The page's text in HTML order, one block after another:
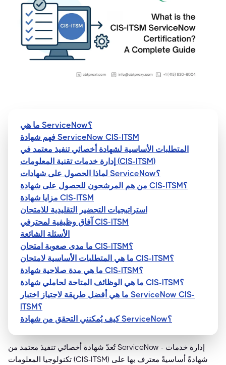
ما هي ServiceNow؟
فهم شهادة ServiceNow CIS-ITSM
المتطلبات الأساسية لشهادة أخصائي تنفيذ معتمد في
إدارة خدمات تقنية المعلومات (CIS-ITSM)
لماذا الحصول على شهادات ServiceNow؟
من هم المرشحون للحصول على شهادة CIS-ITSM؟
مزايا شهادة CIS-ITSM
استراتيجيات التحضير التقليدية للامتحان
آفاق وظيفية لمحترفي CIS-ITSM
الأسئلة الشائعة
ما مدى صعوبة امتحان CIS-ITSM؟
ما هي المتطلبات الأساسية لامتحان CIS-ITSM؟
ما هي مدة صلاحية شهادة CIS-ITSM؟
ما هي الوظائف المتاحة لحاملي شهادة CIS-ITSM؟
ما هي أفضل طريقة لاجتياز اختبار ServiceNow CIS-
ITSM؟
كيف يُمكنني التحقق من شهادة ServiceNow؟
تُعدّ شهادة أخصائي تنفيذ معتمد من ServiceNow - إدارة خدمات
تكنولوجيا المعلومات (CIS-ITSM) شهادةً أساسيةً معترف بها على